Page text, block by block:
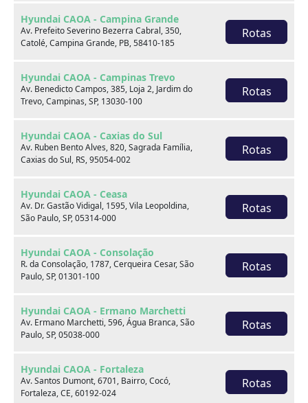
Hyundai CAOA - Campina Grande
Av. Prefeito Severino Bezerra Cabral, 350,
Catolé, Campina Grande, PB, 58410-185
Rotas
Hyundai CAOA - Campinas Trevo
Av. Benedicto Campos, 385, Loja 2, Jardim do
Trevo, Campinas, SP, 13030-100
Rotas
Hyundai CAOA - Caxias do Sul
Av. Ruben Bento Alves, 820, Sagrada Família,
Caxias do Sul, RS, 95054-002
Rotas
Hyundai CAOA - Ceasa
Av. Dr. Gastão Vidigal, 1595, Vila Leopoldina,
São Paulo, SP, 05314-000
Rotas
Hyundai CAOA - Consolação
R. da Consolação, 1787, Cerqueira Cesar, São
Paulo, SP, 01301-100
Rotas
Hyundai CAOA - Ermano Marchetti
Av. Ermano Marchetti, 596, Água Branca, São
Paulo, SP, 05038-000
Rotas
Hyundai CAOA - Fortaleza
Av. Santos Dumont, 6701, Bairro, Cocó,
Fortaleza, CE, 60192-024
Rotas
Consórcio
CAOA Changan | A21 - Tatuapé
CAOA Changan | A21 - Tatuapé
Rua Serra do Japi, 1275 Tatuapé, São Paulo, SP, 03309-
001